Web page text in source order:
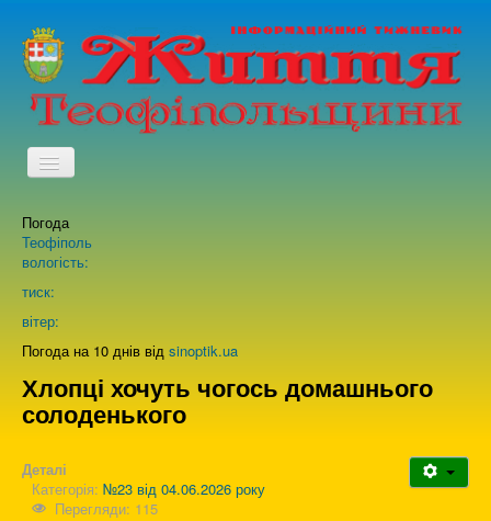
TPL_PROTOSTAR_TOGGLE_MENU
Про нас
Погода
Теофіполь
вологість:
тиск:
вітер:
Погода на 10 днів від sinoptik.ua
Хлопці хочуть чогось домашнього
солоденького
Деталі
Категорія: №23 від 04.06.2026 року
Перегляди: 115